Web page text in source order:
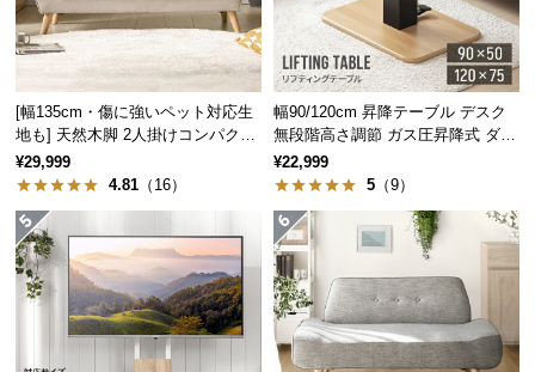
返
品・
ャ
ン
セ
ル
つ
い
て
証
[幅135cm・傷に強いペット対応生
地も] 天然木脚 2人掛けコンパクト
ソファ 北欧風
¥29,999
4.81 （16）
幅90/120cm 昇降テーブル デスク
無段階高さ調節 ガス圧昇降式 ダイ
ニング 高さ55~70cm
¥22,999
5 （9）